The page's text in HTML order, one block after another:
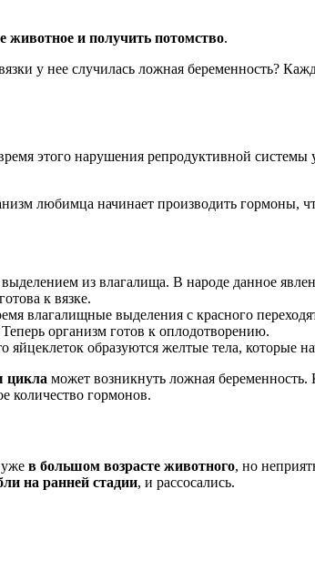
животное и получить потомство.
у нее случилась ложная беременность?
этого нарушения репродуктивной
любимца начинает производить гормоны,
из влагалища. В народе данное
к вязке.
влагалищные выделения с красного
организм готов к оплодотворению.
яйцеклеток образуются желтые тела, которые
цикла может возникнуть ложная
количество гормонов.
в большом возрасте животного, но
на ранней стадии, и рассосались.